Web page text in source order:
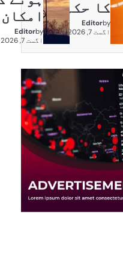
کا حکم
by
Editor
اگست 7, 2026
امکان
by
Editor
اگست 7, 2026